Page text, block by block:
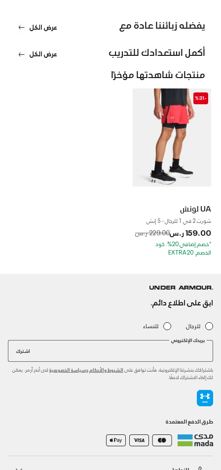
يفضله زبائننا عادة مع عرض الكل
أكمل استعدادك للتدريب عرض الكل
منتجات شاهدتها مؤخرًا
-%31
UA لونش
شورت 2 في 1 للرجال - 5 إنش
159.00 ر.س Price reduced from
229.00 ر.س to
*خصم إضافي 20%. كود
الخصم: EXTRA20
ابق على اطلاع دائم.
للرجال للنساء
بريدك الإلكتروني
اشترك
باشتراكك بنشرتنا الإلكترونية، فأنت توافق على الشروط والأحكام وسياسة الخصوصية لدى أندر آرمر. يمكن
لك إلغاء الاشتراك لاحقًا.
طرق الدفع المعتمدة